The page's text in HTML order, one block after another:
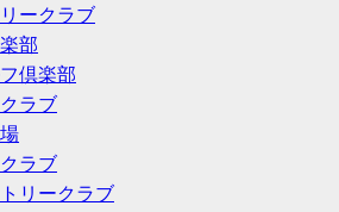
ークラブ
部
倶楽部
ラブ
ラブ
リークラブ